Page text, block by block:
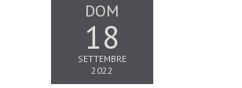
DOM
18
SETTEMBRE
2022